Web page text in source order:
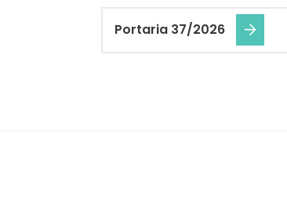
Portaria 37/2026